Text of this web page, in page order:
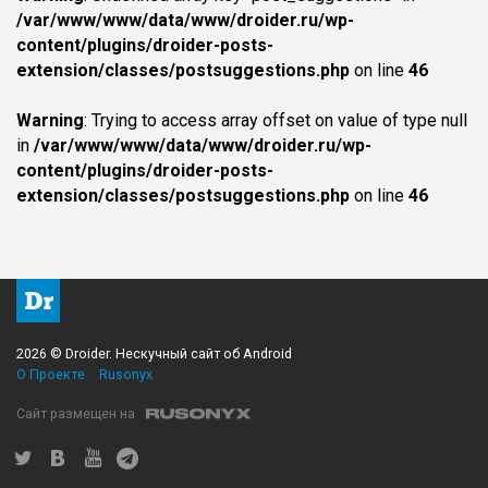
/var/www/www/data/www/droider.ru/wp-
content/plugins/droider-posts-
extension/classes/postsuggestions.php on line 46
Warning: Trying to access array offset on value of type null
in /var/www/www/data/www/droider.ru/wp-
content/plugins/droider-posts-
extension/classes/postsuggestions.php on line 46
2026 © Droider. Нескучный сайт об Android
О Проекте
Rusonyx
Сайт размещен на